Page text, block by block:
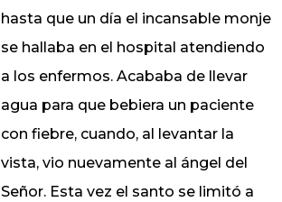
hasta que un día el incansable monje
se hallaba en el hospital atendiendo
a los enfermos. Acababa de llevar
agua para que bebiera un paciente
con fiebre, cuando, al levantar la
vista, vio nuevamente al ángel del
Señor. Esta vez el santo se limitó a